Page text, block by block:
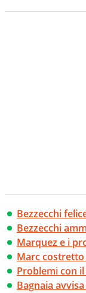
Bezzecchi
Bezzecchi
Marquez e i
Marc
Problemi con
Bagnaia